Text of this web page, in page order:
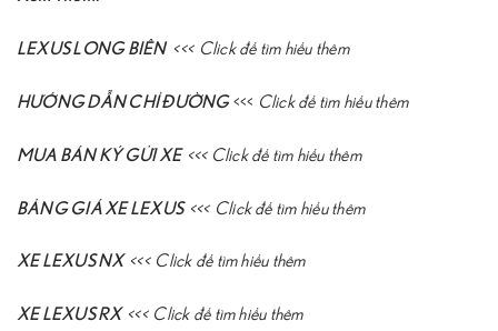
LEXUS LONG BIÊN <<< Click để tìm hiểu thêm
HƯỚNG DẪN CHỈ ĐƯỜNG<<< Click để tìm hiểu thêm
MUA BÁN KÝ GỬI XE <<< Click để tìm hiểu thêm
BẢNG GIÁ XE LEXUS <<< Click để tìm hiểu thêm
XE LEXUS NX <<< Click để tìm hiểu thêm
XE LEXUS RX <<< Click để tìm hiểu thêm